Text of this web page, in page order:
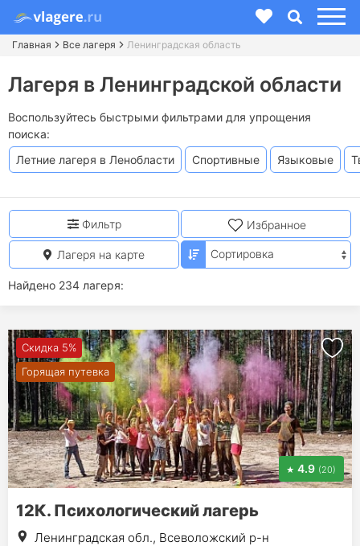
Главная Все лагеря Ленинградская область
Лагеря в Ленинградской области
Воспользуйтесь быстрыми фильтрами для упрощения
поиска:
Летние лагеря в Ленобласти
Спортивные Языковые
Найдено 234 лагеря:
Фильтр Избранное
Лагеря на карте
Скидка 5%
Горящая путевка
4.9 (20)
12К. Психологический лагерь
Ленинградская обл., Всеволожский р-н